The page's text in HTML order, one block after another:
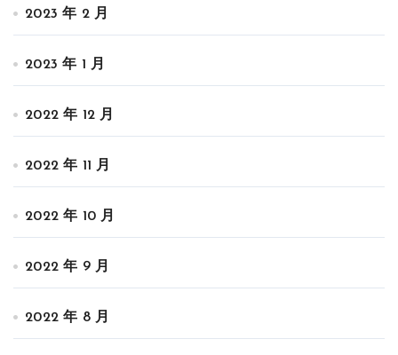
2023 年 2 月
2023 年 1 月
2022 年 12 月
2022 年 11 月
2022 年 10 月
2022 年 9 月
2022 年 8 月